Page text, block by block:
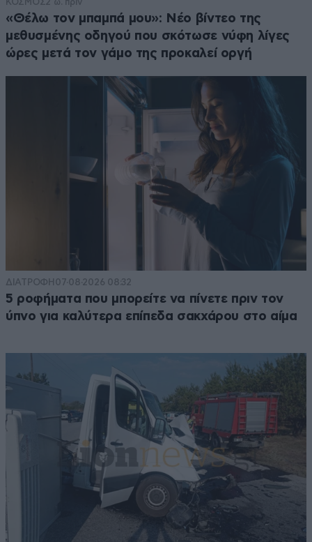
«Θέλω τον μπαμπά μου»: Νέο βίντεο της
μεθυσμένης οδηγού που σκότωσε νύφη λίγες
ώρες μετά τον γάμο της προκαλεί οργή
ΔΙΑΤΡΟΦΗ 07·08·2026 08:32
5 ροφήματα που μπορείτε να πίνετε πριν τον
ύπνο για καλύτερα επίπεδα σακχάρου στο αίμα